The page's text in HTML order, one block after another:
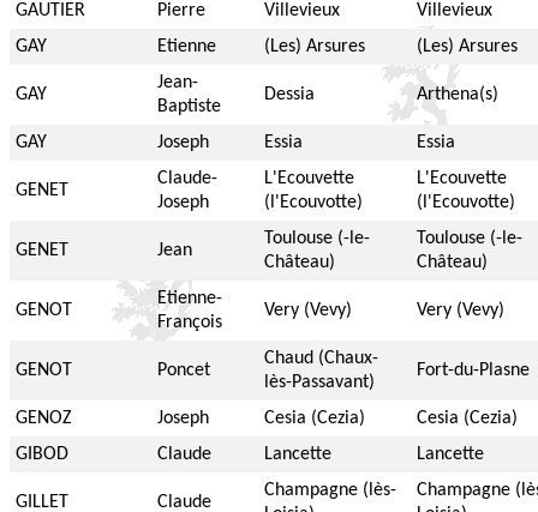
GAUTIER
Pierre Villevieux
Villevieux
GAY
Etienne (Les) Arsures (Les) Arsures
GAY
Jean-
Baptiste
Dessia Arthena(s)
GAY Joseph Essia Essia
GENET
Claude-
Joseph
L'Ecouvette
(l'Ecouvotte)
L'Ecouvette
(l'Ecouvotte)
GENET Jean
Toulouse (-le-
Château)
Toulouse (-le-
Château)
GENOT
Etienne-
François
Very (Vevy) Very (Vevy)
GENOT Poncet
Chaud (Chaux-
lès-Passavant)
Fort-du-Plasne
GENOZ Joseph Cesia (Cezia)
Cesia (Cezia)
GIBOD
Claude Lancette Lancette
GILLET Claude
Champagne (lès-
Champagne